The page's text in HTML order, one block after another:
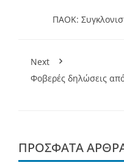
ΠΑΟΚ:
Next
Φοβερές δηλώσεις
ΠΡΌΣΦΑΤΑ